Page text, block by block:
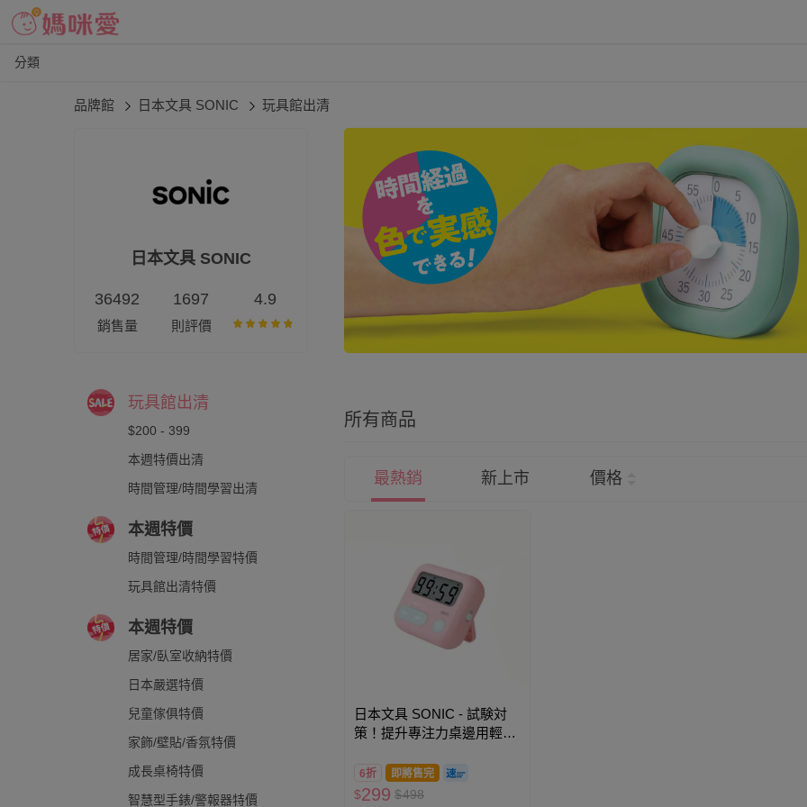
分類
品牌館 日本文具 SONIC 玩具館出清
日本文具 SONIC
36492
銷售量
1697
則評價
4.9
玩具館出清
$200 - 399
本週特價出清
時間管理/時間學習出清
本週特價
時間管理/時間學習特價
玩具館出清特價
本週特價
居家/臥室收納特價
日本嚴選特價
兒童傢俱特價
家飾/壁貼/香氛特價
成長桌椅特價
智慧型手錶/警報器特價
所有商品
最熱銷 新上市 價格
日本文具 SONIC - 試験対
策！提升專注力桌邊用輕便
(6.5x5.4x2.1cm)
6折 即將售完
$299 $498